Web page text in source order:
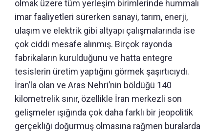
olmak üzere tüm yerleşim birimlerinde hummalı
imar faaliyetleri sürerken sanayi, tarım, enerji,
ulaşım ve elektrik gibi altyapı çalışmalarında ise
çok ciddi mesafe alınmış. Birçok rayonda
fabrikaların kurulduğunu ve hatta entegre
tesislerin üretim yaptığını görmek şaşırtıcıydı.
İran’la olan ve Aras Nehri’nin böldüğü 140
kilometrelik sınır, özellikle İran merkezli son
gelişmeler ışığında çok daha farklı bir jeopolitik
gerçekliği doğurmuş olmasına rağmen buralarda